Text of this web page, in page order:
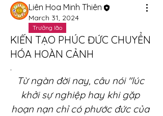
Liên Hoa Minh Thiên
March 31, 2024
Trưởng lão
KIẾN TẠO PHÚC ĐỨC CHUYỂN
HÓA HOÀN CẢNH
.
Từ ngàn đời nay, câu nói "lúc
khởi sự nghiệp hay khi gặp
hoạn nạn chỉ có phước đức của